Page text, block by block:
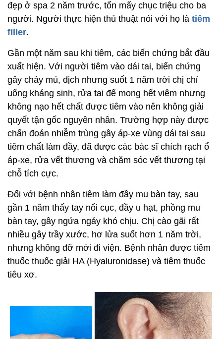
đẹp ở spa 2 năm trước, tốn mấy chục triệu cho ba
người. Người thực hiện thủ thuật nói với họ là tiêm
filler.
Gần một năm sau khi tiêm, các biến chứng bắt đầu
xuất hiện. Với người tiêm vào dái tai, biến chứng
gây chảy mủ, dịch nhưng suốt 1 năm trời chị chỉ
uống kháng sinh, rửa tai để mong hết viêm nhưng
không nạo hết chất được tiêm vào nên không giải
quyết tận gốc nguyên nhân. Trường hợp này được
chẩn đoán nhiễm trùng gây áp-xe vùng dái tai sau
tiêm chất làm đầy, đã được các bác sĩ chích rạch ổ
áp-xe, rửa vết thương và chăm sóc vết thương tại
chỗ tích cực.
Đối với bệnh nhân tiêm làm đầy mu bàn tay, sau
gần 1 năm thấy tay nổi cục, đầy u hạt, phồng mu
bàn tay, gây ngứa ngáy khó chịu. Chị cào gãi rất
nhiều gây trầy xước, hơ lửa suốt hơn 1 năm trời,
nhưng không đỡ mới đi viện. Bệnh nhân được tiêm
thuốc thuốc giải HA (Hyaluronidase) và tiêm thuốc
tiêu xơ.